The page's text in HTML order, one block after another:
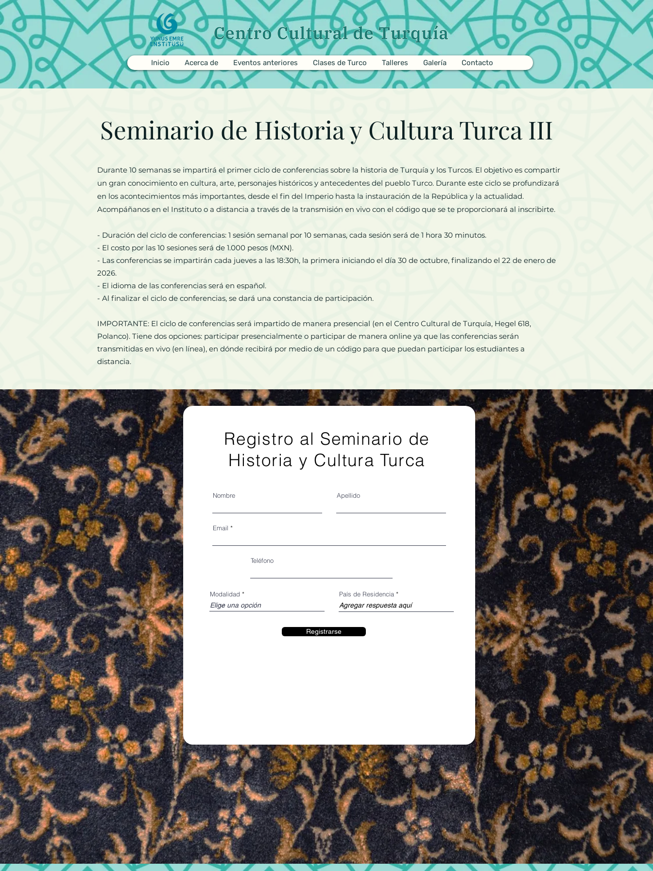
Inicio Acerca de Eventos anteriores Clases de Turco Talleres Galería Contacto
Seminario de Historia y Cultura Turca III
Durante 10 semanas se impartirá el primer ciclo de conferencias sobre la historia de Turquía y los Turcos. El objetivo es compartir
un gran conocimiento en cultura, arte, personajes históricos y antecedentes del pueblo Turco. Durante este ciclo se profundizará
en los acontecimientos más importantes, desde el fin del Imperio hasta la instauración de la República y la actualidad.
Acompáñanos en el Instituto o a distancia a través de la transmisión en vivo con el código que se te proporcionará al inscribirte.
- Duración del ciclo de conferencias: 1 sesión semanal por 10 semanas, cada sesión será de 1 hora 30 minutos.
- El costo por las 10 sesiones será de 1.000 pesos (MXN).
- Las conferencias se impartirán cada jueves a las 18:30h, la primera iniciando el día 30 de octubre, finalizando el 22 de enero de
2026.
- El idioma de las conferencias será en español.
- Al finalizar el ciclo de conferencias, se dará una constancia de participación.
IMPORTANTE: El ciclo de conferencias será impartido de manera presencial (en el Centro Cultural de Turquía, Hegel 618,
Polanco). Tiene dos opciones: participar presencialmente o participar de manera online ya que las conferencias serán
transmitidas en vivo (en línea), en dónde recibirá por medio de un código para que puedan participar los estudiantes a
distancia.
Registro al Seminario de
Historia y Cultura Turca
Nombre Apellido
Email
Teléfono
Modalidad País de Residencia
Registrarse